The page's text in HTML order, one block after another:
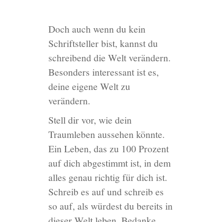
Doch auch wenn du kein
Schriftsteller bist, kannst du
schreibend die Welt verändern.
Besonders interessant ist es,
deine eigene Welt zu
verändern.
Stell dir vor, wie dein
Traumleben aussehen könnte.
Ein Leben, das zu 100 Prozent
auf dich abgestimmt ist, in dem
alles genau richtig für dich ist.
Schreib es auf und schreib es
so auf, als würdest du bereits in